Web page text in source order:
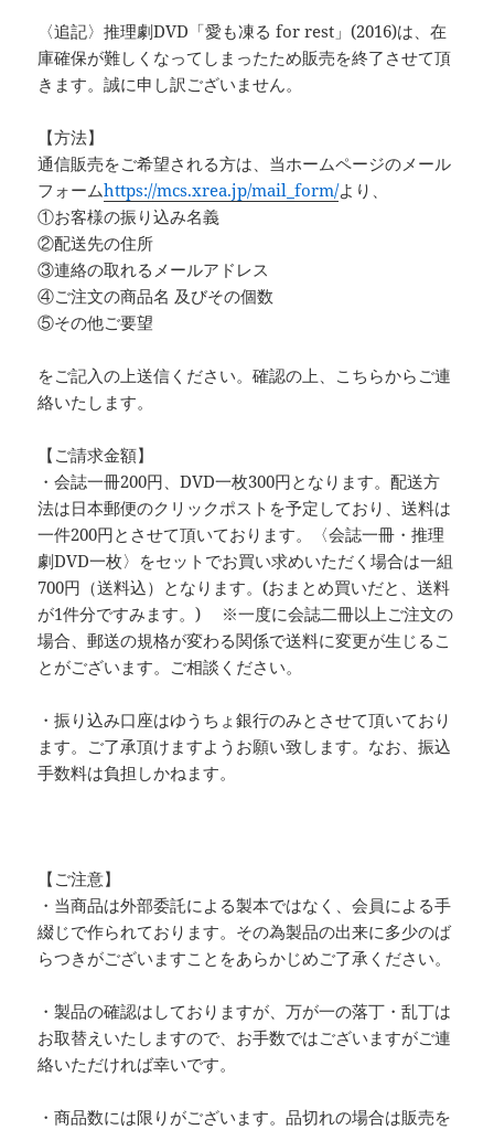
〈追記〉推理劇DVD「愛も凍る for rest」(2016)は、在
庫確保が難しくなってしまったため販売を終了させて頂
きます。誠に申し訳ございません。
【方法】
通信販売をご希望される方は、当ホームページのメール
フォームhttps://mcs.xrea.jp/mail_form/より、
①お客様の振り込み名義
②配送先の住所
③連絡の取れるメールアドレス
④ご注文の商品名 及びその個数
⑤その他ご要望
をご記入の上送信ください。確認の上、こちらからご連
絡いたします。
【ご請求金額】
・会誌一冊200円、DVD一枚300円となります。配送方
法は日本郵便のクリックポストを予定しており、送料は
一件200円とさせて頂いております。〈会誌一冊・推理
劇DVD一枚〉をセットでお買い求めいただく場合は一組
700円（送料込）となります。(おまとめ買いだと、送料
が1件分ですみます。) ※一度に会誌二冊以上ご注文の
場合、郵送の規格が変わる関係で送料に変更が生じるこ
とがございます。ご相談ください。
・振り込み口座はゆうちょ銀行のみとさせて頂いており
ます。ご了承頂けますようお願い致します。なお、振込
手数料は負担しかねます。
【ご注意】
・当商品は外部委託による製本ではなく、会員による手
綴じで作られております。その為製品の出来に多少のば
らつきがございますことをあらかじめご了承ください。
・製品の確認はしておりますが、万が一の落丁・乱丁は
お取替えいたしますので、お手数ではございますがご連
絡いただければ幸いです。
・商品数には限りがございます。品切れの場合は販売を